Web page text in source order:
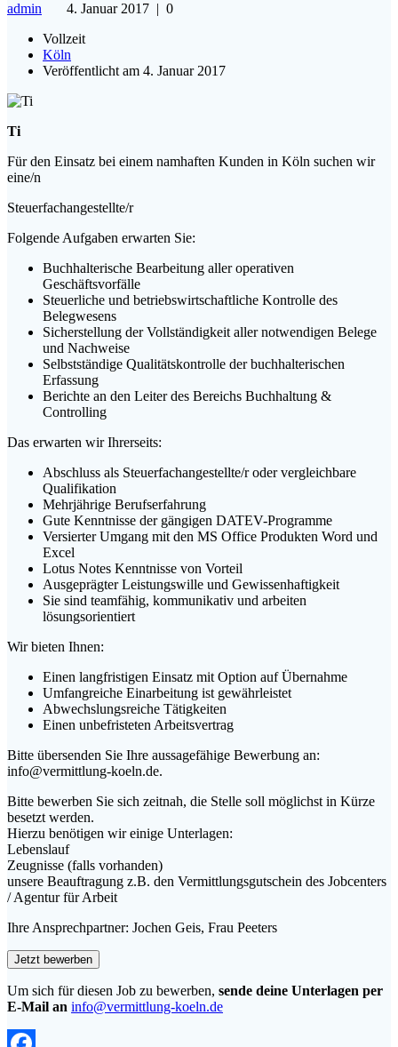
admin 4. Januar 2017 | 0
Vollzeit
Köln
Veröffentlicht am 4. Januar 2017
Ti
Für den Einsatz bei einem namhaften Kunden in Köln suchen wir
eine/n
Steuerfachangestellte/r
Folgende Aufgaben erwarten Sie:
Buchhalterische Bearbeitung aller operativen
Geschäftsvorfälle
Steuerliche und betriebswirtschaftliche Kontrolle des
Belegwesens
Sicherstellung der Vollständigkeit aller notwendigen Belege
und Nachweise
Selbstständige Qualitätskontrolle der buchhalterischen
Erfassung
Berichte an den Leiter des Bereichs Buchhaltung &
Controlling
Das erwarten wir Ihrerseits:
Abschluss als Steuerfachangestellte/r oder vergleichbare
Qualifikation
Mehrjährige Berufserfahrung
Gute Kenntnisse der gängigen DATEV-Programme
Versierter Umgang mit den MS Office Produkten Word und
Excel
Lotus Notes Kenntnisse von Vorteil
Ausgeprägter Leistungswille und Gewissenhaftigkeit
Sie sind teamfähig, kommunikativ und arbeiten
lösungsorientiert
Wir bieten Ihnen:
Einen langfristigen Einsatz mit Option auf Übernahme
Umfangreiche Einarbeitung ist gewährleistet
Abwechslungsreiche Tätigkeiten
Einen unbefristeten Arbeitsvertrag
Bitte übersenden Sie Ihre aussagefähige Bewerbung an:
info@vermittlung-koeln.de.
Bitte bewerben Sie sich zeitnah, die Stelle soll möglichst in Kürze
besetzt werden.
Hierzu benötigen wir einige Unterlagen:
Lebenslauf
Zeugnisse (falls vorhanden)
unsere Beauftragung z.B. den Vermittlungsgutschein des Jobcenters
/ Agentur für Arbeit
Ihre Ansprechpartner: Jochen Geis, Frau Peeters
Um sich für diesen Job zu bewerben, sende deine Unterlagen per
E-Mail an info@vermittlung-koeln.de